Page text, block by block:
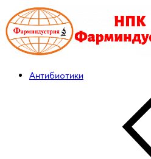
Антибиотики